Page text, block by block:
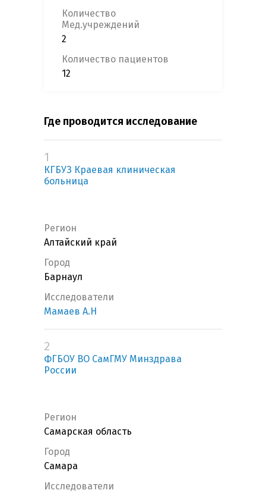
Количество
Мед.учреждений
2
Количество пациентов
12
Где проводится исследование
1
КГБУЗ Краевая клиническая
больница
Регион
Алтайский край
Город
Барнаул
Исследователи
Мамаев А.Н
2
ФГБОУ ВО СамГМУ Минздрава
России
Регион
Самарская область
Город
Самара
Исследователи